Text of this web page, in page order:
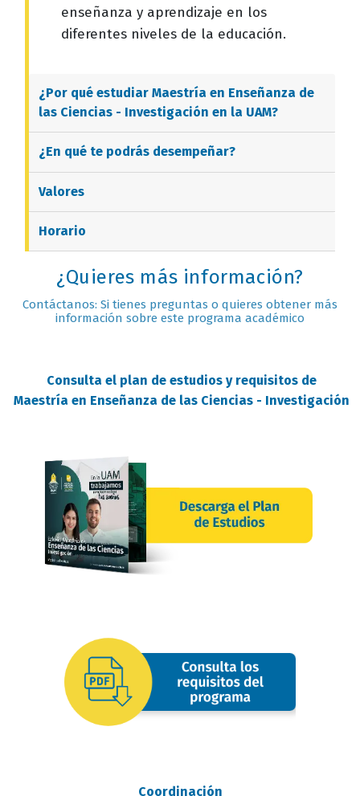
enseñanza y aprendizaje en los
diferentes niveles de la educación.
¿Por qué estudiarMaestría en Enseñanza de
las Ciencias - Investigación en la UAM?
¿En qué te podrás desempeñar?
Valores
Horario
¿Quieres más información?
Contáctanos: Si tienes preguntas o quieres obtener más
información sobre este programa académico
Consulta el plan de estudios y requisitos de
Maestría en Enseñanza de las Ciencias - Investigación
image
Coordinación